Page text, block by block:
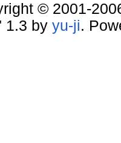
© 2001-
1.3 by yu-ji.